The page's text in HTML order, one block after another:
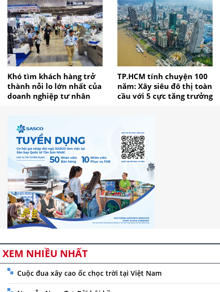
Khó tìm khách hàng trở
thành nỗi lo lớn nhất của
doanh nghiệp tư nhân
TP.HCM tính chuyện 100
năm: Xây siêu đô thị toàn
cầu với 5 cực tăng trưởng
XEM NHIỀU NHẤT
Cuộc đua xây cao ốc chọc trời tại Việt Nam